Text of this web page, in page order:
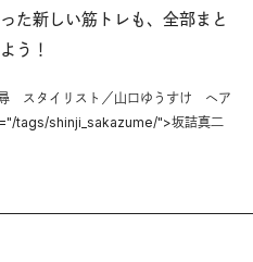
た新しい筋トレも、全部まと
う！
スタイリスト／山口ゆうすけ ヘア
tags/shinji_sakazume/">坂詰真二